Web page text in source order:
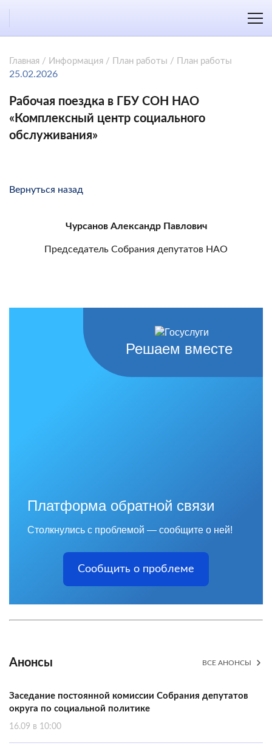
Главная / Информация / План работы / План работы
25.02.2026
Рабочая поездка в ГБУ СОН НАО
«Комплексный центр социального
обслуживания»
Вернуться назад
Чурсанов Александр Павлович
Председатель Собрания депутатов НАО
Решаем вместе
Платформа обратной связи
Столкнулись с проблемой — сообщите о ней!
Сообщить о проблеме
Анонсы ВСЕ АНОНСЫ
Заседание постоянной комиссии Собрания депутатов
округа по социальной политике
16.09 в 10:00